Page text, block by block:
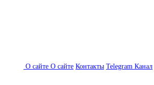
О сайте О сайте Контакты Telegram Канал